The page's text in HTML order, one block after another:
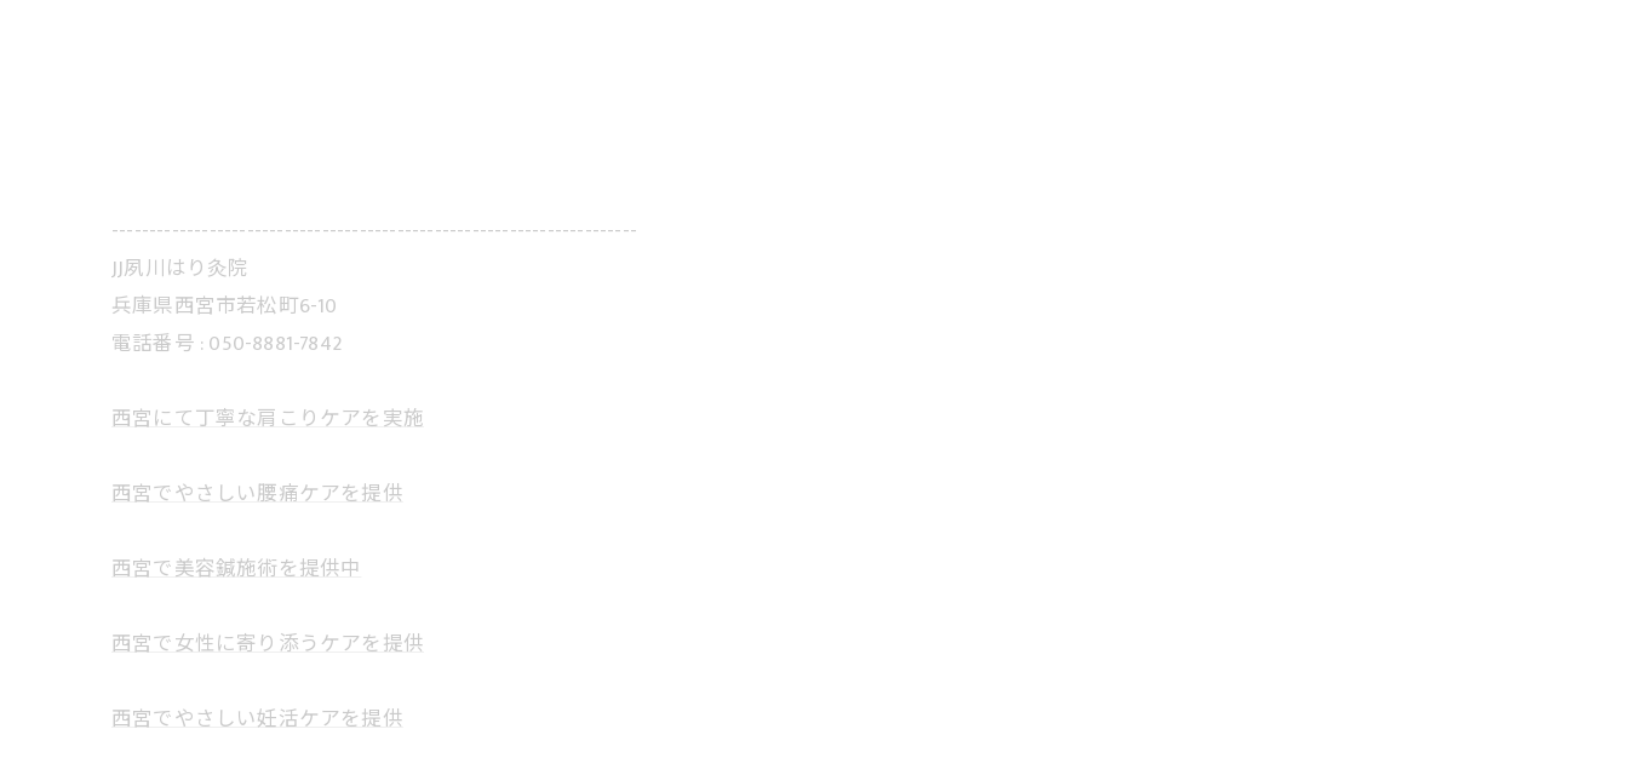
----------------------------------------------------------------------
JJ夙川はり灸院
兵庫県西宮市若松町6-10
電話番号 : 050-8881-7842
西宮にて丁寧な肩こりケアを実施
西宮でやさしい腰痛ケアを提供
西宮で美容鍼施術を提供中
西宮で女性に寄り添うケアを提供
西宮でやさしい妊活ケアを提供